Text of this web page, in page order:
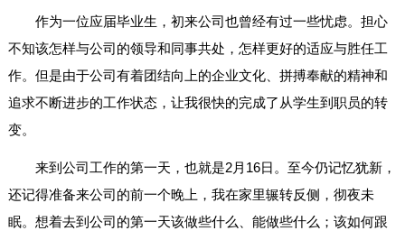
作为一位应届毕业生，初来公司也曾经有过一些忧虑。担心
不知该怎样与公司的领导和同事共处，怎样更好的适应与胜任工
作。但是由于公司有着团结向上的企业文化、拼搏奉献的精神和
追求不断进步的工作状态，让我很快的完成了从学生到职员的转
变。
来到公司工作的第一天，也就是2月16日。至今仍记忆犹新，
还记得准备来公司的前一个晚上，我在家里辗转反侧，彻夜未
眠。想着去到公司的第一天该做些什么、能做些什么；该如何跟